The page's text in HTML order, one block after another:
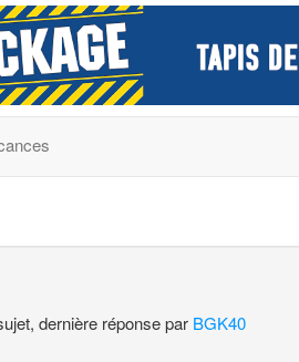
dernière réponse par BGK40